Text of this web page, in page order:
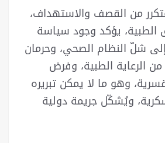
من القصف والاستهداف،
الطبية، يؤكد وجود سياسة
شلّ النظام الصحي، وحرمان
الرعاية الطبية، وفرض
وهو ما لا يمكن تبريره
ويُشكّل جريمة دولية